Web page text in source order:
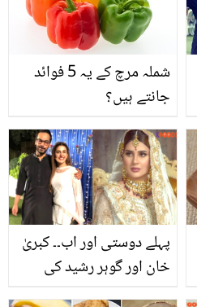
شملہ مرچ کے یہ 5 فوائد
جانتے ہیں؟
پہلے دوستی اور اب۔۔ کبریٰ
خان اور گوہر رشید کی
شادی کب ہوگی؟